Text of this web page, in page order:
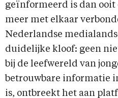
geïnformeerd is dan ooit
meer met elkaar
Nederlandse
duidelijke kloof: geen
bij de leefwereld van
betrouwbare informatie
is, ontbreekt het aan